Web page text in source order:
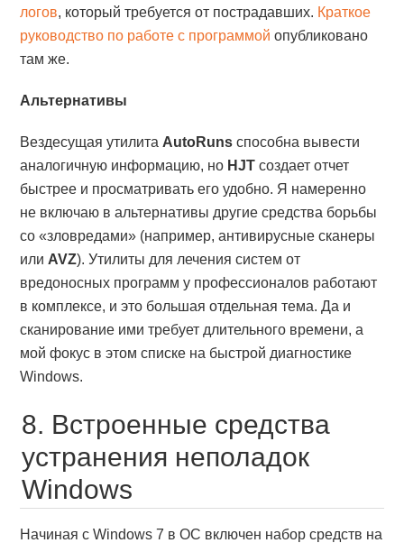
логов, который требуется от пострадавших. Краткое
руководство по работе с программой опубликовано
там же.
Альтернативы
Вездесущая утилита AutoRuns способна вывести
аналогичную информацию, но HJT создает отчет
быстрее и просматривать его удобно. Я намеренно
не включаю в альтернативы другие средства борьбы
со «зловредами» (например, антивирусные сканеры
или AVZ). Утилиты для лечения систем от
вредоносных программ у профессионалов работают
в комплексе, и это большая отдельная тема. Да и
сканирование ими требует длительного времени, а
мой фокус в этом списке на быстрой диагностике
Windows.
8. Встроенные средства
устранения неполадок
Windows
Начиная с Windows 7 в ОС включен набор средств на